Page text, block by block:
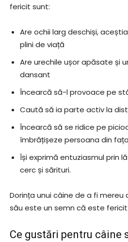
fericit sunt:
Are ochii larg deschiși,
plini de viață
Are urechile ușor apăsate și
dansant
Încearcă să-l provoace pe
Caută să ia parte activ la
Încearcă să se ridice pe
îmbrățișeze persoana din
Își exprimă entuziasmul prin
cerc și sărituri.
Dorința unui câine de a fi
său este un semn că este fericit
Ce gustări pentru câine